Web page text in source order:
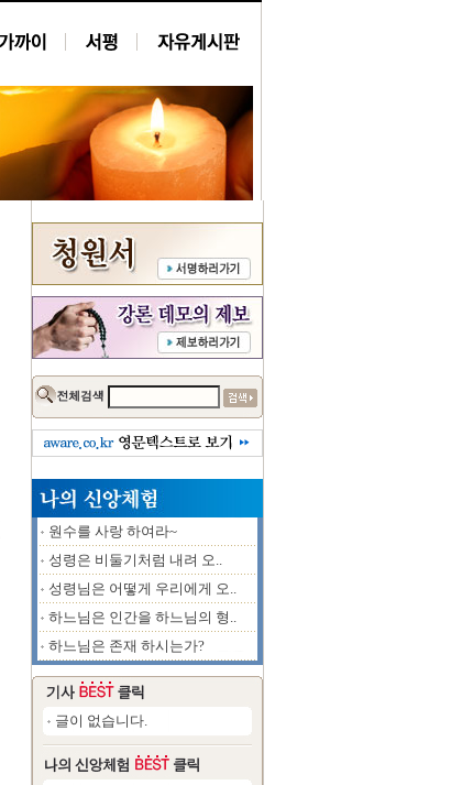
원수를 사랑 하여라~
성령은 비둘기처럼 내려 오..
성령님은 어떻게 우리에게 오..
하느님은 인간을 하느님의 형..
하느님은 존재 하시는가?
글이 없습니다.